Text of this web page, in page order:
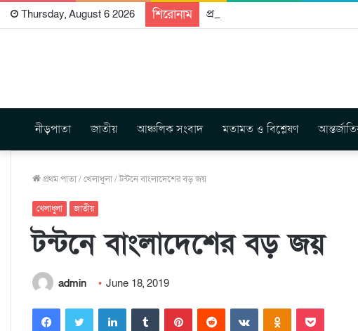
Thursday, August 6 2026 শিরোনাম প্রকাশিত হতে যাচ্ছে দি রাবুগার নতুন
নীড়পাতা জাতীয় আঞ্চলিক সংবাদ মতামত ও বিশ্লেষণ
প্রথম পাতা/খেলাধুলা/টন্টনে বাংলাদেশের বড় জয়
খেলাধুলা জাতীয়
টন্টনে বাংলাদেশের বড় জয়
admin June 18, 2019